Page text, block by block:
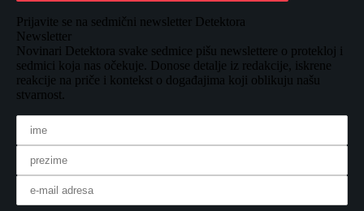
Prijavite se na sedmični newsletter Detektora
Newsletter
Novinari Detektora svake sedmice pišu newslettere o protekloj i
sedmici koja nas očekuje. Donose detalje iz redakcije, iskrene
reakcije na priče i kontekst o događajima koji oblikuju našu
stvarnost.